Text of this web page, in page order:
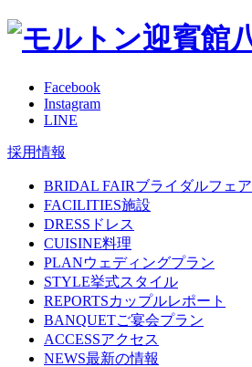
Facebook
Instagram
LINE
採用情報
BRIDAL FAIRブライダルフェア
FACILITIES施設
DRESS ドレス
CUISINE料理
PLANウェディングプラン
STYLE挙式スタイル
REPORTSカップルレポート
BANQUETご宴会プラン
ACCESSアクセス
NEWS最新の情報